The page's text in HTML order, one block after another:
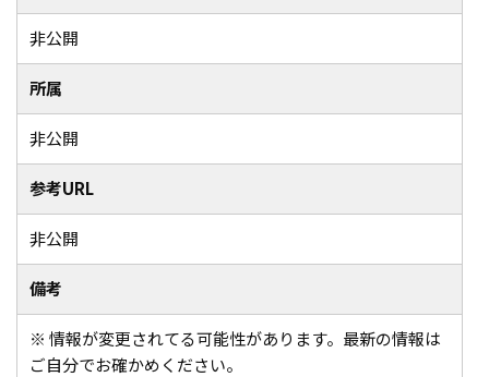
非公開
所属
非公開
参考URL
非公開
備考
※ 情報が変更されてる可能性があります。最新の情報は
ご自分でお確かめください。